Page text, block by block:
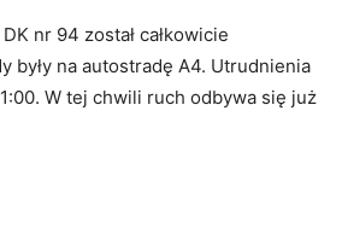
nr 94 został całkowicie
były na autostradę A4. Utrudnienia
W tej chwili ruch odbywa się już